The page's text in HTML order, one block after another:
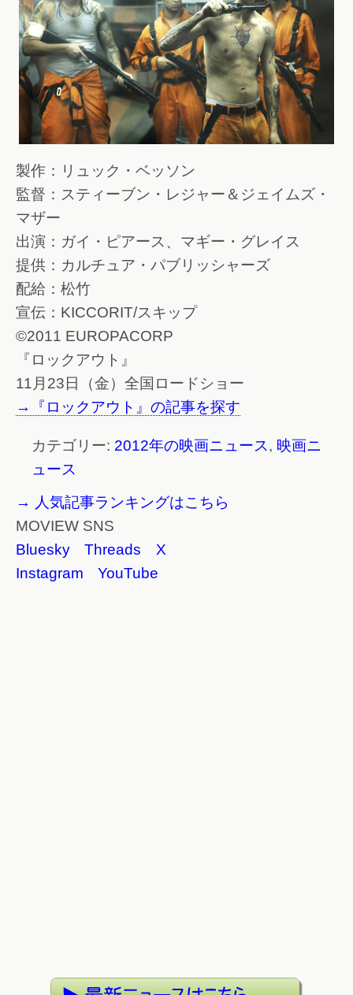
製作：リュック・ベッソン
監督：スティーブン・レジャー＆ジェイムズ・
マザー
出演：ガイ・ピアース、マギー・グレイス
提供：カルチュア・パブリッシャーズ
配給：松竹
宣伝：KICCORIT/スキップ
©2011 EUROPACORP
『ロックアウト』
11月23日（金）全国ロードショー
→『ロックアウト』の記事を探す
カテゴリー: 2012年の映画ニュース, 映画ニ
ュース
→ 人気記事ランキングはこちら
MOVIEW SNS
Bluesky
Threads
X
Instagram
YouTube